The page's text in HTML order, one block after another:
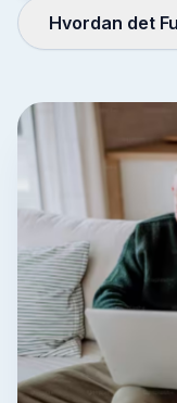
Hvordan det